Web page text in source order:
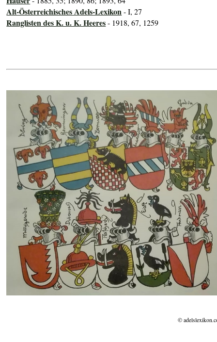
Alt-Österreichisches Adels-Lexikon- I, 27
Ranglisten des K. u. K. Heeres- 1918, 67, 1259
©